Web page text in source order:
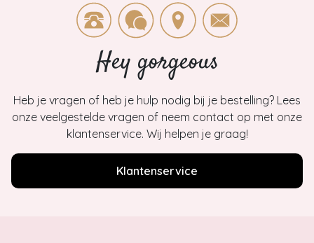
Hey gorgeous
Heb je vragen of heb je hulp nodig bij je bestelling? Lees
onze veelgestelde vragen of neem contact op met onze
klantenservice. Wij helpen je graag!
Klantenservice